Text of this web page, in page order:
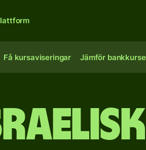
Få kursaviseringar Jämför